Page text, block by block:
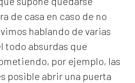
de casa en caso de no
hablando de varias
todo absurdas que
por ejemplo, las
posible abrir una puerta